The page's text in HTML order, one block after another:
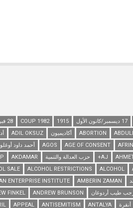
17 ديسمبر/كانون الأول 1915
1982 COUP 28 فبراير/شباط
ABORTION أكاديميون ADIL OKSUZ
AGE OF CONSENT
AGOS أحمد داود أوغلو
AJ+ حزب العدالة والتنمية AKDAMAR
ALCOHOL
ALCOHOL RESTRICTIONS
SALE
AMBERIN ZAMAN
ENTERPRISE INSTITUTE
رجب طيب أردوغان
ANDREW BRUNSON
FINKEL
أنقرة ANTALYA
ANTISEMITISM
APPEAL